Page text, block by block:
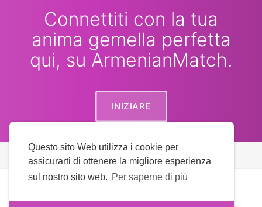
Questo sito Web utilizza i cookie per
assicurarti di ottenere la migliore esperienza
sul nostro sito web. Per saperne di più
Connettiti con la tua
anima gemella perfetta
qui, su ArmenianMatch.
INIZIARE
Diritto d'autore © 2026 ArmenianMatch. Tutti i diritti